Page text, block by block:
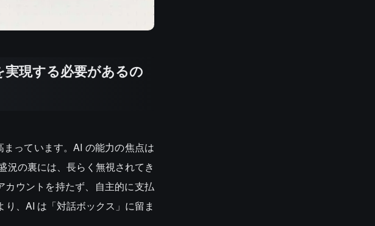
現する必要があるの
っています。AI の能力の焦点は
況の裏には、長らく無視されてき
ウントを持たず、自主的に支払
、AI は「対話ボックス」に留ま